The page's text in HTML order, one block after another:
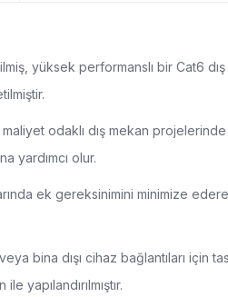
yüksek performanslı bir Cat6
odaklı dış mekan
yardımcı olur.
ek gereksinimini minimize
bina dışı cihaz bağlantıları için
yapılandırılmıştır.